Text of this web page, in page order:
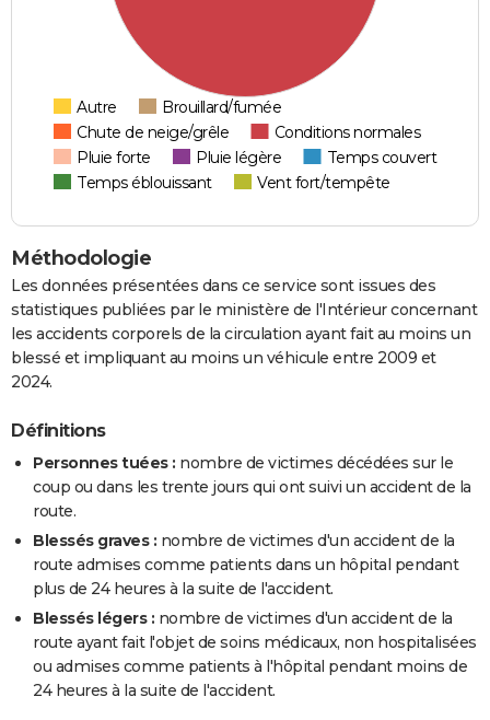
Autre
Brouillard/fumée
Chute de neige/grêle
Conditions normales
Pluie forte
Pluie légère
Temps couvert
Temps éblouissant
Vent fort/tempête
Méthodologie
Les données présentées dans ce service sont issues des
statistiques publiées par le ministère de l'Intérieur concernant
les accidents corporels de la circulation ayant fait au moins un
blessé et impliquant au moins un véhicule entre 2009 et
2024.
Définitions
Personnes tuées : nombre de victimes décédées sur le
coup ou dans les trente jours qui ont suivi un accident de la
route.
Blessés graves : nombre de victimes d'un accident de la
route admises comme patients dans un hôpital pendant
plus de 24 heures à la suite de l'accident.
Blessés légers : nombre de victimes d'un accident de la
route ayant fait l'objet de soins médicaux, non hospitalisées
ou admises comme patients à l'hôpital pendant moins de
24 heures à la suite de l'accident.